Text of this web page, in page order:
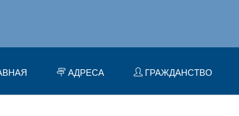
АДРЕСА ГРАЖДАНСТВО